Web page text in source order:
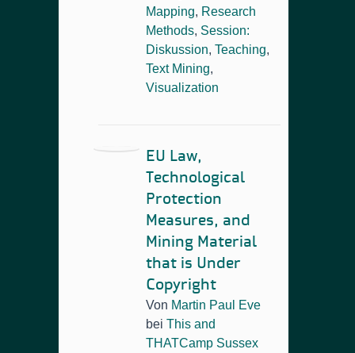
Mapping, Research
Methods, Session:
Diskussion, Teaching,
Text Mining,
Visualization
EU Law,
Technological
Protection
Measures, and
Mining Material
that is Under
Copyright
Von Martin Paul Eve
bei This and
THATCamp Sussex